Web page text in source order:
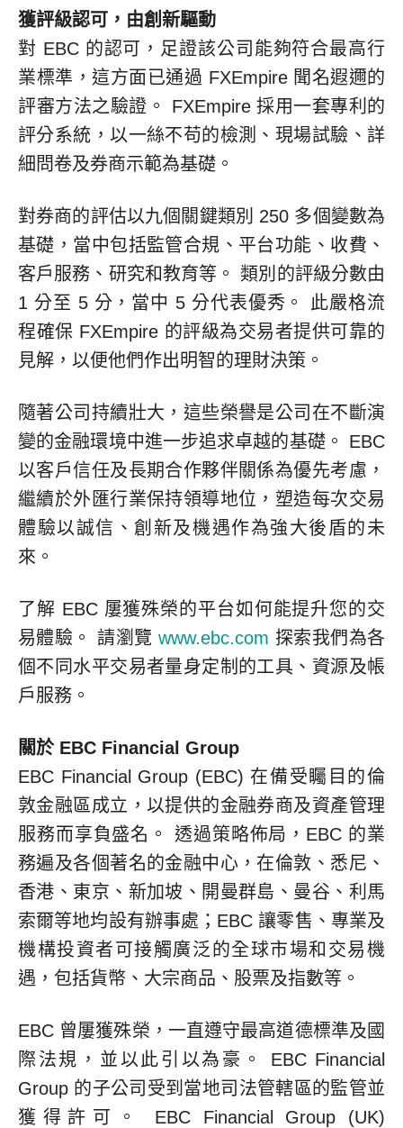
獲評級認可，由創新驅動
對 EBC 的認可，足證該公司能夠符合最高行
業標準，這方面已通過 FXEmpire 聞名遐邇的
評審方法之驗證。 FXEmpire 採用一套專利的
評分系統，以一絲不苟的檢測、現場試驗、詳
細問卷及券商示範為基礎。
對券商的評估以九個關鍵類別 250 多個變數為
基礎，當中包括監管合規、平台功能、收費、
客戶服務、研究和教育等。 類別的評級分數由
1 分至 5 分，當中 5 分代表優秀。 此嚴格流
程確保 FXEmpire 的評級為交易者提供可靠的
見解，以便他們作出明智的理財決策。
隨著公司持續壯大，這些榮譽是公司在不斷演
變的金融環境中進一步追求卓越的基礎。 EBC
以客戶信任及長期合作夥伴關係為優先考慮，
繼續於外匯行業保持領導地位，塑造每次交易
體驗以誠信、創新及機遇作為強大後盾的未
來。
了解 EBC 屢獲殊榮的平台如何能提升您的交
易體驗。 請瀏覽www.ebc.com 探索我們為各
個不同水平交易者量身定制的工具、資源及帳
戶服務。
關於 EBC Financial Group
EBC Financial Group (EBC) 在備受矚目的倫
敦金融區成立，以提供的金融券商及資產管理
服務而享負盛名。 透過策略佈局，EBC 的業
務遍及各個著名的金融中心，在倫敦、悉尼、
香港、東京、新加坡、開曼群島、曼谷、利馬
索爾等地均設有辦事處；EBC 讓零售、專業及
機構投資者可接觸廣泛的全球市場和交易機
遇，包括貨幣、大宗商品、股票及指數等。
EBC 曾屢獲殊榮，一直遵守最高道德標準及國
際法規，並以此引以為豪。 EBC Financial
Group 的子公司受到當地司法管轄區的監管並
獲得許可。 EBC Financial Group (UK)